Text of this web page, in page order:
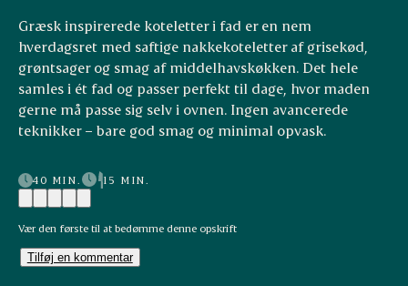
Græsk inspirerede koteletter i fad er en nem
hverdagsret med saftige nakkekoteletter af grisekød,
grøntsager og smag af middelhavskøkken. Det hele
samles i ét fad og passer perfekt til dage, hvor maden
gerne må passe sig selv i ovnen. Ingen avancerede
teknikker – bare god smag og minimal opvask.
40 MIN. 15 MIN.
Vær den første til at bedømme denne opskrift
Tilføj en kommentar